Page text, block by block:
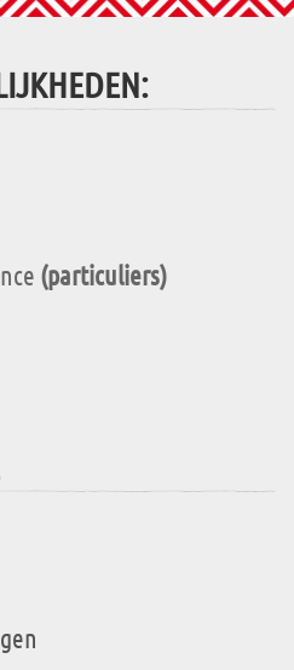
(particuliers)